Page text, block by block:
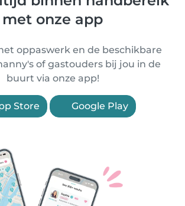
met onze app
oppaswerk en de beschikbare
of gastouders bij jou in de
buurt via onze app!
Store Google Play